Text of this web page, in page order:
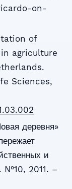
on-
of
agriculture
Sciences,
деревня»
и
№10, 2011. –